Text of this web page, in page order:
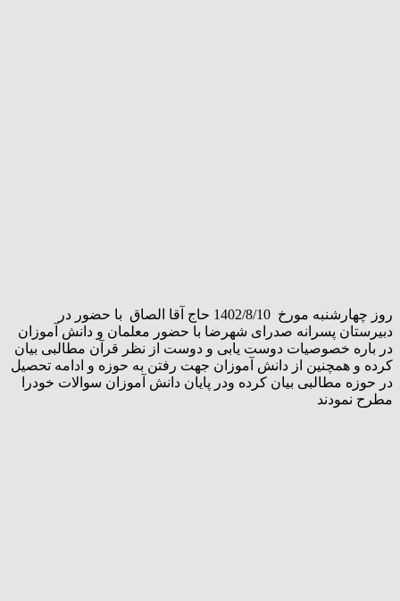
روز چهارشنبه مورخ 1402/8/10 حاج آقا الصاق با حضور در
دبیرستان پسرانه صدرای شهرضا با حضور معلمان و دانش آموزان
در باره خصوصیات دوست یابی و دوست از نظر قرآن مطالبی بیان
کرده و همچنین از دانش آموزان جهت رفتن به حوزه و ادامه تحصیل
در حوزه مطالبی بیان کرده ودر پایان دانش آموزان سوالات خودرا
مطرح نمودند